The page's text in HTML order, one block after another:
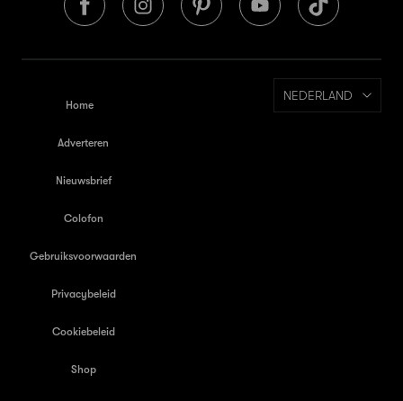
Home
Adverteren
Nieuwsbrief
Colofon
Gebruiksvoorwaarden
Privacybeleid
Cookiebeleid
Shop
NEDERLAND